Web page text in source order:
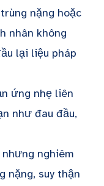
nặng hoặc
nhân không
lại liệu pháp
ứng nhẹ liên
như đau đầu,
nghiêm
nặng, suy thận